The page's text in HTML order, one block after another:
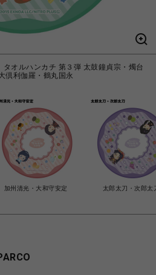
タオルハンカチ 第３弾 太鼓鐘貞宗・燭台
倶利伽羅・鶴丸国永
加州清光・大和守安定 太郎太刀・次郎太